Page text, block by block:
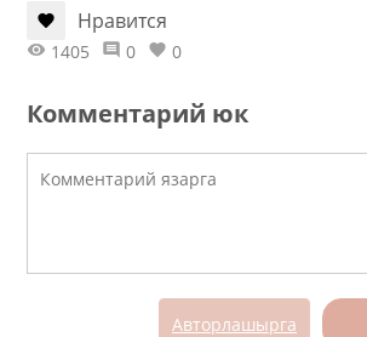
Нравится
1405 0 0
Комментарий юк
Авторлашырга